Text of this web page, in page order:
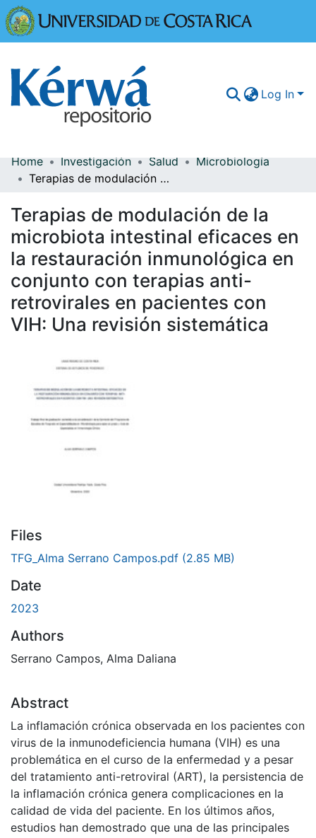
Log In
Communities & Collections
Browse Kérwá
Statistics
Home Investigación Salud
Microbiología
Terapias de modulación de la microbiota intestinal eficaces en la restauración inmunológica en conjunto con terapias anti-retrovirales en pacientes con VIH: Una revisión sistemática
Terapias de modulación de la
microbiota intestinal eficaces en
la restauración inmunológica en
conjunto con terapias anti-
retrovirales en pacientes con
VIH: Una revisión sistemática
Files
TFG_Alma Serrano Campos.pdf (2.85 MB)
Date
2023
Authors
Serrano Campos, Alma Daliana
Abstract
La inflamación crónica observada en los pacientes con
virus de la inmunodeficiencia humana (VIH) es una
problemática en el curso de la enfermedad y a pesar
del tratamiento anti-retroviral (ART), la persistencia de
la inflamación crónica genera complicaciones en la
calidad de vida del paciente. En los últimos años,
estudios han demostrado que una de las principales